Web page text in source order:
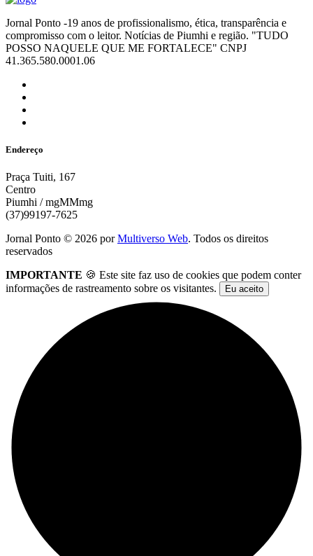
Jornal Ponto -19 anos de profissionalismo, ética, transparência e
compromisso com o leitor. Notícias de Piumhi e região. "TUDO
POSSO NAQUELE QUE ME FORTALECE" CNPJ
41.365.580.0001.06
Endereço
Praça Tuiti, 167
Centro
Piumhi / mgMMmg
(37)99197-7625
Jornal Ponto © 2026 porMultiverso Web. Todos os direitos
reservados
IMPORTANTE 🍪 Este site faz uso de cookies que podem conter
informações de rastreamento sobre os visitantes.
Eu aceito